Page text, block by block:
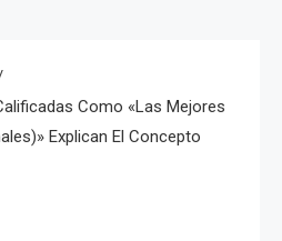
Como «las Mejores
Explican El Concepto